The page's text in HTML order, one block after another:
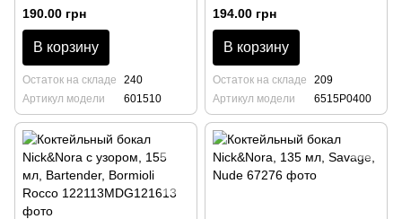
Libbey
190.00 грн
В корзину
Остаток на складе
240
Артикул модели
601510
Cocktails, Rona
194.00 грн
В корзину
Остаток на складе
209
Артикул модели
6515P0400